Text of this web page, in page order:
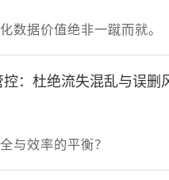
数据价值绝非一蹴而就。
：杜绝流失混乱与误删
与效率的平衡？